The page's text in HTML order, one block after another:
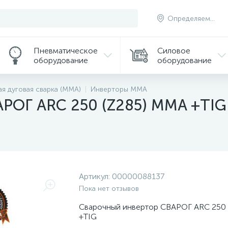
Определяем...
Пневматическое
оборудование
Силовое
оборудование
дуговая сварка (MMA) Инверторы MMA
ARC 250 (Z285) MMA +TIG
Артикул: 00000088137
Пока нет отзывов
Сварочный инвертор СВАРОГ ARC 250
+TIG